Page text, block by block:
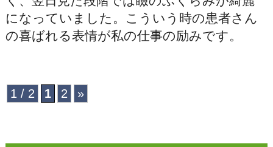
になっていました。こういう時の患者さん
の喜ばれる表情が私の仕事の励みです。
1 / 2 1 2 »